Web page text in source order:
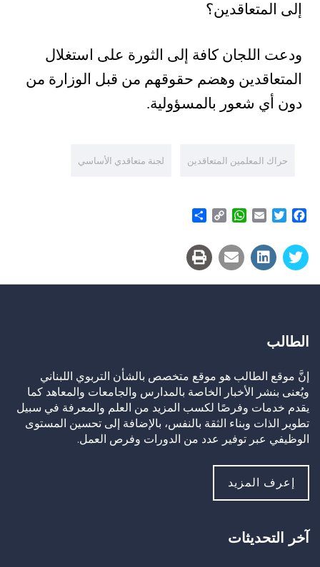
إلى المتعاقدين؟
ودعت اللجان كافة إلى الثورة على استغلال
المتعاقدين وهضم حقوقهم من قبل الوزارة من
دون أي شعور بالمسؤولية.
حراك المعلمين المتعاقدين لجنة متعاقدي الأساسي
Facebook
Twitter
Email
WhatsApp
Copy
الطالب
إنَّ موقع الطالب هو موقع متخصص بالشأن التربوي اللبناني
ويُعنى بنشر الأخبار الخاصة بالمدارس والجامعات والمعاهد كما
يقدم خدمات وفرصًا لكسب المزيد من العلم والمعرفة في سبيل
تطوير الذات وبناء الثقة بالنفس، بالإضافة إلى تحسين المستوى
الوظيفي عبر توفير عدد من الدورات وفرص العمل.
إعرف المزيد
آخر التحديثات